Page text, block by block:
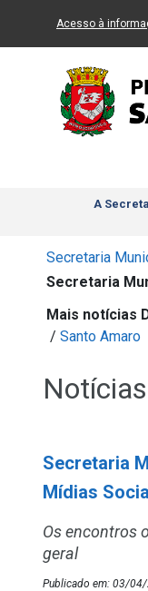
Ir ao Conteúdo
Acesso à
A
Secretaria
Secretaria
Mais notícias
/ Santo Amaro
Notícias
Secretaria
Mídias
Os encontros
geral
Publicado em: 03/